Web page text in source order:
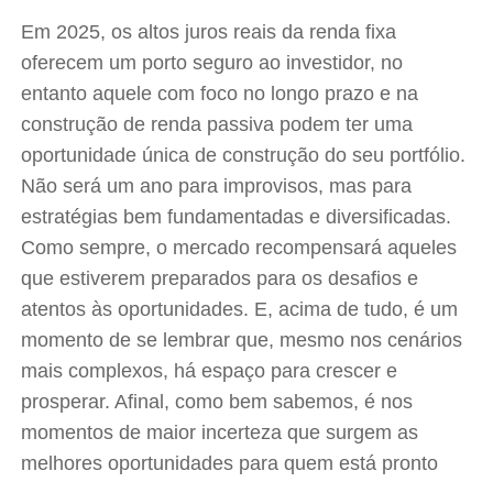
Em 2025, os altos juros reais da renda fixa
oferecem um porto seguro ao investidor, no
entanto aquele com foco no longo prazo e na
construção de renda passiva podem ter uma
oportunidade única de construção do seu portfólio.
Não será um ano para improvisos, mas para
estratégias bem fundamentadas e diversificadas.
Como sempre, o mercado recompensará aqueles
que estiverem preparados para os desafios e
atentos às oportunidades. E, acima de tudo, é um
momento de se lembrar que, mesmo nos cenários
mais complexos, há espaço para crescer e
prosperar. Afinal, como bem sabemos, é nos
momentos de maior incerteza que surgem as
melhores oportunidades para quem está pronto